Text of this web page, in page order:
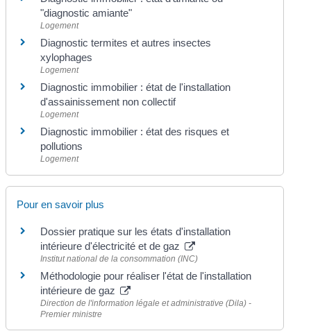
"diagnostic amiante"
Logement
Diagnostic termites et autres insectes
xylophages
Logement
Diagnostic immobilier : état de l'installation
d'assainissement non collectif
Logement
Diagnostic immobilier : état des risques et
pollutions
Logement
Pour en savoir plus
Dossier pratique sur les états d'installation
intérieure d'électricité et de gaz
Institut national de la consommation (INC)
Méthodologie pour réaliser l'état de l'installation
intérieure de gaz
Direction de l'information légale et administrative (Dila) -
Premier ministre